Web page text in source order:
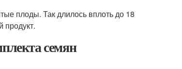
плоды. Так длилось вплоть до 18
продукт.
семян